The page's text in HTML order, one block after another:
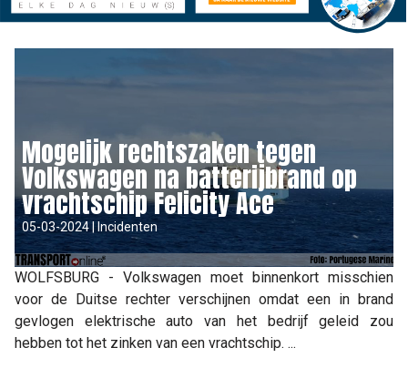
Mogelijk rechtszaken tegen
Volkswagen na batterijbrand op
vrachtschip Felicity Ace
05-03-2024 | Incidenten
WOLFSBURG - Volkswagen moet binnenkort misschien
voor de Duitse rechter verschijnen omdat een in brand
gevlogen elektrische auto van het bedrijf geleid zou
hebben tot het zinken van een vrachtschip. ...